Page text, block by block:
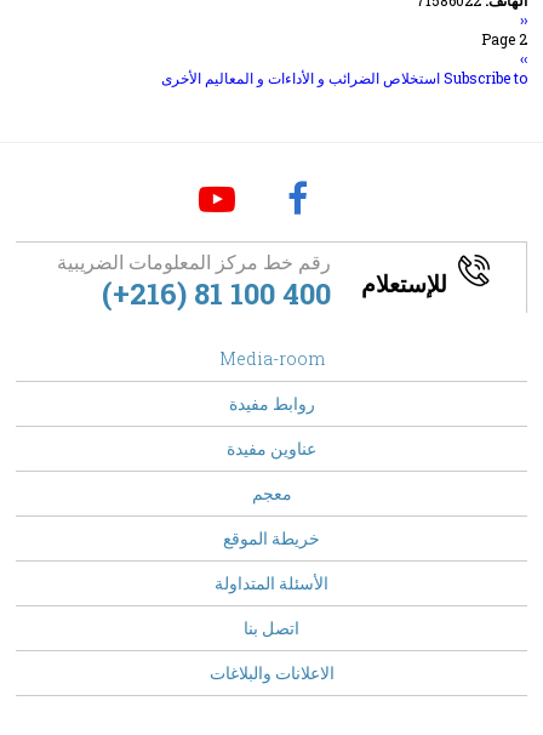
Pagination
Previous
page
‹‹
Page 2
الصفحة
التالية
››
Subscribe to استخلاص الضرائب و الأداءات و المعاليم الأخرى
للإستعلام
رقم خط مركز المعلومات الضريبية
(+216) 81 100 400
Media-room
روابط مفيدة
عناوين مفيدة
معجم
خريطة الموقع
الأسئلة المتداولة
اتصل بنا
الاعلانات والبلاغات